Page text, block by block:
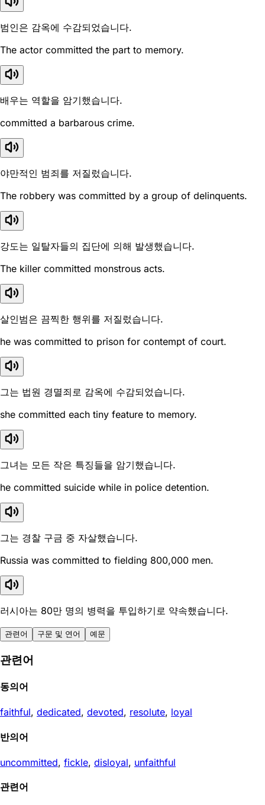
범인은 감옥에 수감되었습니다.
The actor committed the part to memory.
배우는 역할을 암기했습니다.
committed a barbarous crime.
야만적인 범죄를 저질렀습니다.
The robbery was committed by a group of delinquents.
강도는 일탈자들의 집단에 의해 발생했습니다.
The killer committed monstrous acts.
살인범은 끔찍한 행위를 저질렀습니다.
he was committed to prison for contempt of court.
그는 법원 경멸죄로 감옥에 수감되었습니다.
she committed each tiny feature to memory.
그녀는 모든 작은 특징들을 암기했습니다.
he committed suicide while in police detention.
그는 경찰 구금 중 자살했습니다.
Russia was committed to fielding 800,000 men.
러시아는 80만 명의 병력을 투입하기로 약속했습니다.
관련어 구문 및 연어 예문
관련어
동의어
faithful, dedicated, devoted, resolute, loyal
반의어
uncommitted, fickle, disloyal, unfaithful
관련어